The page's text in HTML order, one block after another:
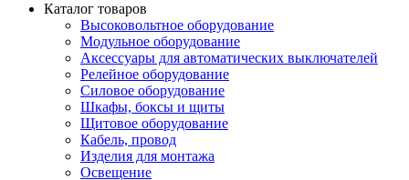
Каталог товаров
Высоковольтное оборудование
Модульное оборудование
Аксессуары для автоматических выключателей
Релейное оборудование
Силовое оборудование
Шкафы, боксы и щиты
Щитовое оборудование
Кабель, провод
Изделия для монтажа
Освещение